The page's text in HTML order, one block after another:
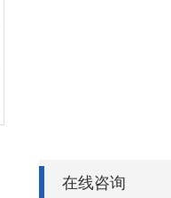
在线咨询